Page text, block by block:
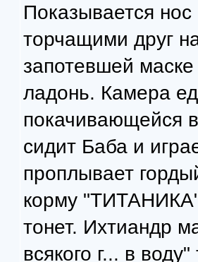
Показывается
торчащими друг
запотевшей
ладонь. Камера
покачивающейся
сидит Баба и
проплывает
корму
тонет. Ихтиандр
всякого г... в